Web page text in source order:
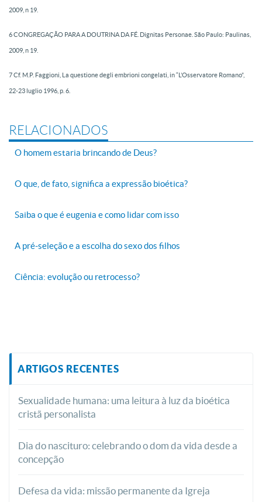
2009, n 19.
6 CONGREGAÇÃO PARA A DOUTRINA DA FÉ. Dignitas Personae. São Paulo: Paulinas,
2009, n 19.
7 Cf. M.P. Faggioni, La questione degli embrioni congelati, in “L’Osservatore Romano”,
22-23 luglio 1996, p. 6.
RELACIONADOS
O homem estaria brincando de Deus?
O que, de fato, significa a expressão bioética?
Saiba o que é eugenia e como lidar com isso
A pré-seleção e a escolha do sexo dos filhos
Ciência: evolução ou retrocesso?
ARTIGOS RECENTES
Sexualidade humana: uma leitura à luz da bioética
cristã personalista
Dia do nascituro: celebrando o dom da vida desde a
concepção
Defesa da vida: missão permanente da Igreja